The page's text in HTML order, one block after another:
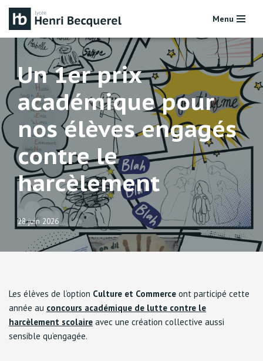
Aller
au
contenu
Menu
Un 1er prix
académique pour
nos élèves engagés
contre le
harcèlement
28 juin 2026
Les élèves de l’option Culture et Commerce ont participé cette
année au concours académique de lutte contre le
harcèlement scolaire avec une création collective aussi
sensible qu’engagée.